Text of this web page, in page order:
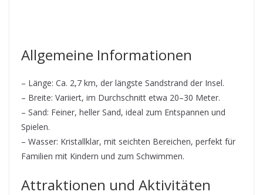
Allgemeine Informationen
– Länge: Ca. 2,7 km, der längste Sandstrand der Insel.
– Breite: Variiert, im Durchschnitt etwa 20–30 Meter.
– Sand: Feiner, heller Sand, ideal zum Entspannen und
Spielen.
– Wasser: Kristallklar, mit seichten Bereichen, perfekt für
Familien mit Kindern und zum Schwimmen.
Attraktionen und Aktivitäten